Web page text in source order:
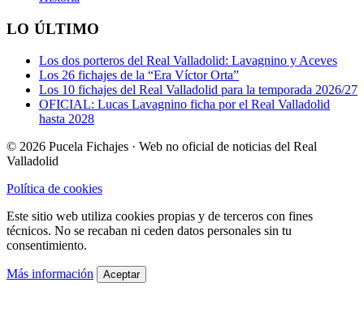
LO ÚLTIMO
Los dos porteros del Real Valladolid: Lavagnino y Aceves
Los 26 fichajes de la “Era Víctor Orta”
Los 10 fichajes del Real Valladolid para la temporada 2026/27
OFICIAL: Lucas Lavagnino ficha por el Real Valladolid
hasta 2028
© 2026 Pucela Fichajes · Web no oficial de noticias del Real
Valladolid
Política de cookies
Este sitio web utiliza cookies propias y de terceros con fines
técnicos. No se recaban ni ceden datos personales sin tu
consentimiento.
Más información Aceptar